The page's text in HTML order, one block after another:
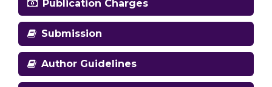
Publication Charges
Submission
Author Guidelines